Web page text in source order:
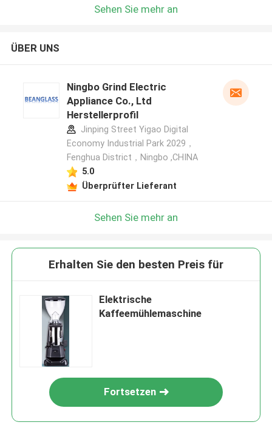
Sehen Sie mehr an
ÜBER UNS
Ningbo Grind Electric
Appliance Co., Ltd
Herstellerprofil
Jinping Street Yigao Digital
Economy Industrial Park 2029，
Fenghua District，Ningbo ,CHINA
5.0
Überprüfter Lieferant
Sehen Sie mehr an
Erhalten Sie den besten Preis für
Elektrische
Kaffeemühlemaschine
Fortsetzen